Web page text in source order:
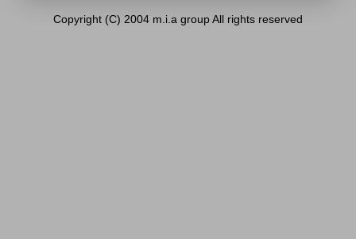
Copyright (C) 2004 m.i.a group All rights reserved